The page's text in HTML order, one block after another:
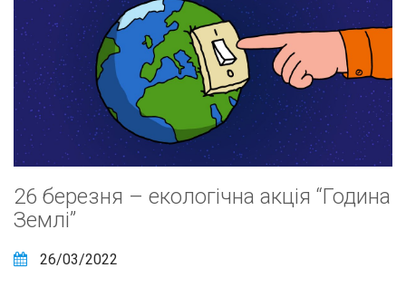
26 березня – екологічна акція “Година
Землі”
26/03/2022